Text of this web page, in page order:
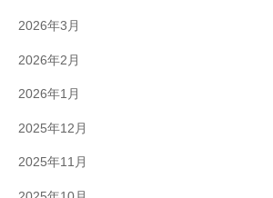
2026年3月
2026年2月
2026年1月
2025年12月
2025年11月